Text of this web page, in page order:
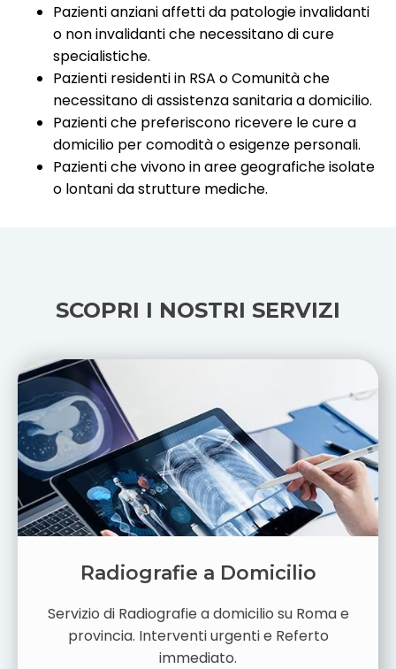
Pazienti anziani affetti da patologie invalidanti
o non invalidanti che necessitano di cure
specialistiche.
Pazienti residenti in RSA o Comunità che
necessitano di assistenza sanitaria a domicilio.
Pazienti che preferiscono ricevere le cure a
domicilio per comodità o esigenze personali.
Pazienti che vivono in aree geografiche isolate
o lontani da strutture mediche.
SCOPRI I NOSTRI SERVIZI
Radiografie a Domicilio
Servizio di Radiografie a domicilio su Roma e
provincia. Interventi urgenti e Referto
immediato.